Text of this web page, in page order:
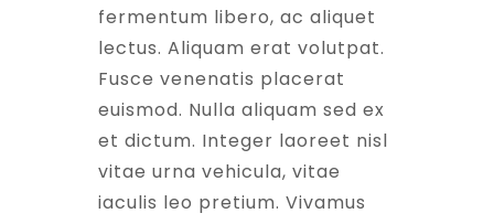
fermentum libero, ac aliquet
lectus. Aliquam erat volutpat.
Fusce venenatis placerat
euismod. Nulla aliquam sed ex
et dictum. Integer laoreet nisl
vitae urna vehicula, vitae
iaculis leo pretium. Vivamus